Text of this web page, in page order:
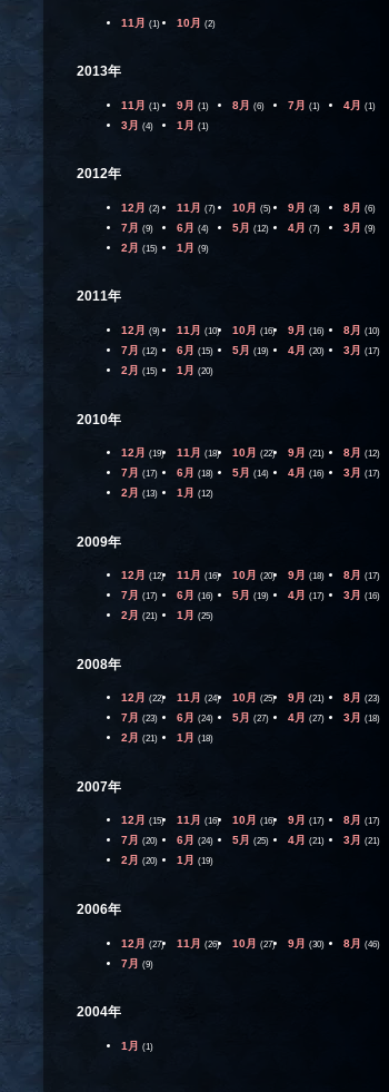
11月 (1) 10月 (2)
2013年
11月 (1) 9月 (1) 8月 (6) 7月 (1) 4月 (1)
3月 (4) 1月 (1)
2012年
12月 (2) 11月 (7) 10月 (5) 9月 (3) 8月 (6)
7月 (9) 6月 (4) 5月 (12) 4月 (7) 3月 (9)
2月 (15) 1月 (9)
2011年
12月 (9) 11月 (10) 10月 (16) 9月 (16) 8月 (10)
7月 (12) 6月 (15) 5月 (19) 4月 (20) 3月 (17)
2月 (15) 1月 (20)
2010年
12月 (19) 11月 (18) 10月 (22) 9月 (21) 8月 (12)
7月 (17) 6月 (18) 5月 (14) 4月 (16) 3月 (17)
2月 (13) 1月 (12)
2009年
12月 (12) 11月 (16) 10月 (20) 9月 (18) 8月 (17)
7月 (17) 6月 (16) 5月 (19) 4月 (17) 3月 (16)
2月 (21) 1月 (25)
2008年
12月 (22) 11月 (24) 10月 (25) 9月 (21) 8月 (23)
7月 (23) 6月 (24) 5月 (27) 4月 (27) 3月 (18)
2月 (21) 1月 (18)
2007年
12月 (15) 11月 (16) 10月 (16) 9月 (17) 8月 (17)
7月 (20) 6月 (24) 5月 (25) 4月 (21) 3月 (21)
2月 (20) 1月 (19)
2006年
12月 (27) 11月 (26) 10月 (27) 9月 (30) 8月 (46)
7月 (9)
2004年
1月 (1)